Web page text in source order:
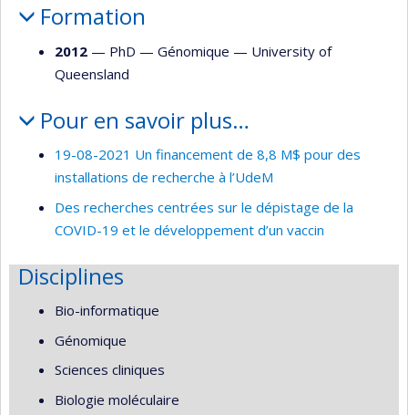
Formation
2012 — PhD — Génomique — University of
Queensland
Pour en savoir plus…
19-08-2021 Un financement de 8,8 M$ pour des
installations de recherche à l’UdeM
Des recherches centrées sur le dépistage de la
COVID-19 et le développement d’un vaccin
Disciplines
Bio-informatique
Génomique
Sciences cliniques
Biologie moléculaire